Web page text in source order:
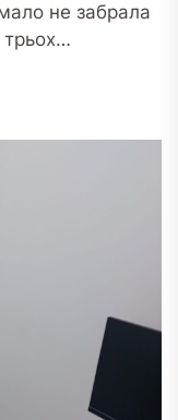
не забрала